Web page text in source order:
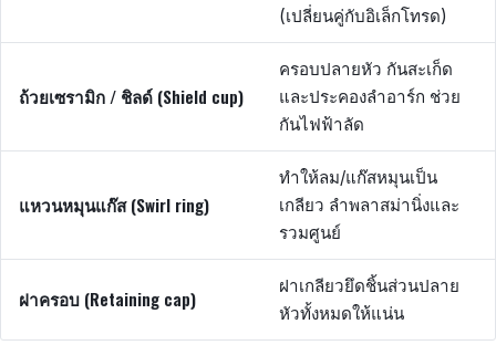
(เปลี่ยนคู่กับอิเล็กโทรด)
ถ้วยเซรามิก / ชิลด์ (Shield cup)
ครอบปลายหัว กันสะเก็ด
และประคองลำอาร์ก ช่วย
กันไฟฟ้าลัด
แหวนหมุนแก๊ส (Swirl ring)
ทำให้ลม/แก๊สหมุนเป็น
เกลียว ลำพลาสม่านิ่งและ
รวมศูนย์
ฝาครอบ (Retaining cap)
ฝาเกลียวยึดชิ้นส่วนปลาย
หัวทั้งหมดให้แน่น